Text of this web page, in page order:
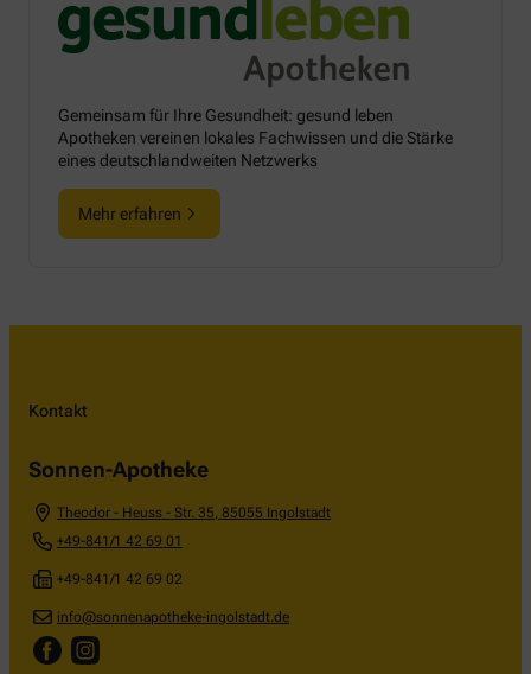
Gemeinsam für Ihre Gesundheit: gesund leben
Apotheken vereinen lokales Fachwissen und die Stärke
eines deutschlandweiten Netzwerks
Mehr erfahren
Kontakt
Sonnen-Apotheke
Theodor - Heuss - Str. 35 85055 Ingolstadt
+49-841/1 42 69 01
+49-841/1 42 69 02
info@sonnenapotheke-ingolstadt.de